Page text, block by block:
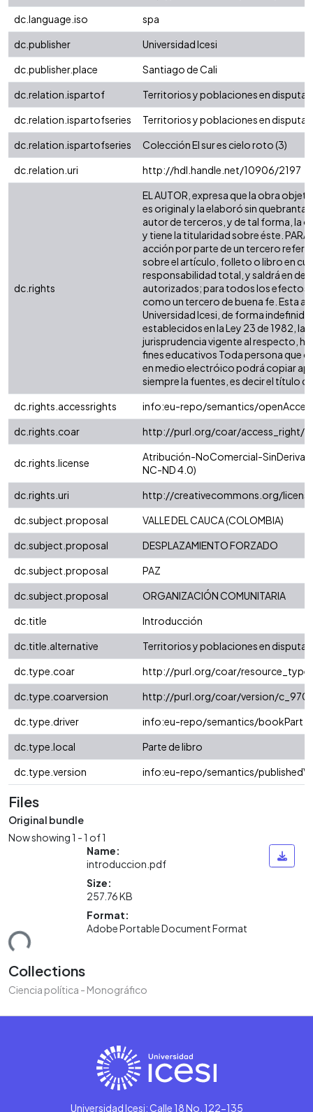
dc.language.iso
spa
dc.publisher
Universidad Icesi
dc.publisher.place
Santiago de Cali
dc.relation.ispartof
Territorios y poblaciones en disputa
dc.relation.ispartofseries
Territorios y poblaciones en disputa;
dc.relation.ispartofseries
Colección El sur es cielo roto (3)
dc.relation.uri
http://hdl.handle.net/10906/2197
dc.rights
EL AUTOR, expresa que la obra
es original y la elaboró sin
autor de terceros, y de tal forma, la
y tiene la titularidad sobre éste.
acción por parte de un tercero
sobre el artículo, folleto o libro en
responsabilidad total, y saldrá en
autorizados; para todos los efectos,
como un tercero de buena fe. Esta
Universidad Icesi, de forma
establecidos en la Ley 23 de 1982, la
jurisprudencia vigente al respecto,
fines educativos Toda persona que
en medio electróico podrá copiar
siempre la fuentes, es decir el título
dc.rights.accessrights
info:eu-repo/semantics/
dc.rights.coar
http://purl.org/coar/access_right/
dc.rights.license
Atribución-NoComercial-
NC-ND 4.0)
dc.rights.uri
http://creativecommons.org/
dc.subject.proposal
VALLE DEL CAUCA (COLOMBIA)
dc.subject.proposal
DESPLAZAMIENTO FORZADO
dc.subject.proposal
PAZ
dc.subject.proposal
ORGANIZACIÓN COMUNITARIA
dc.title
Introducción
dc.title.alternative
Territorios y poblaciones en disputa
dc.type.coar
http://purl.org/coar/
dc.type.coarversion
http://purl.org/coar/version/
dc.type.driver
info:eu-repo/semantics/bookPart
dc.type.local
Parte de libro
dc.type.version
info:eu-repo/semantics/
Files
Original bundle
Now showing1 - 1 of 1
Name:
introduccion.pdf
Size:
257.76 KB
Format:
Adobe Portable Document Format
Collections
Ciencia política - Monográfico
Universidad Icesi: Calle 18 No. 122-135